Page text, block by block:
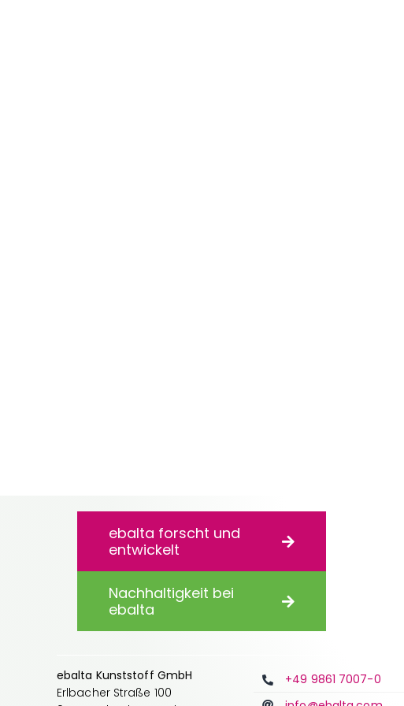
ebalta forscht und
entwickelt
Nachhaltigkeit bei
ebalta
ebalta Kunststoff GmbH
Erlbacher Straße 100
+49 9861 7007-0